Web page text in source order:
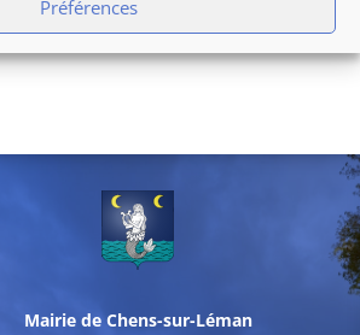
Préférences
Mairie de Chens-sur-Léman